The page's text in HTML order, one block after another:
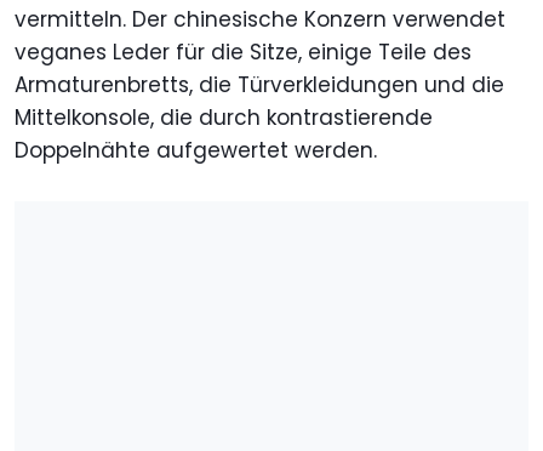
vermitteln. Der chinesische Konzern verwendet
veganes Leder für die Sitze, einige Teile des
Armaturenbretts, die Türverkleidungen und die
Mittelkonsole, die durch kontrastierende
Doppelnähte aufgewertet werden.